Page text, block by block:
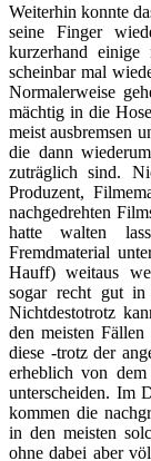
Weiterhin konnte
seine Finger
kurzerhand einige
scheinbar mal
Normalerweise
mächtig in die
meist ausbremsen
die dann
zuträglich sind.
Produzent,
nachgedrehten
hatte walten
Fremdmaterial
Hauff) weitaus
sogar recht gut in
Nichtdestotrotz
den meisten
diese -trotz der
erheblich von
unterscheiden. Im
kommen die
in den meisten
ohne dabei aber